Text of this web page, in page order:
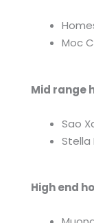
Moc
Mid range
Sao
Stella
High end